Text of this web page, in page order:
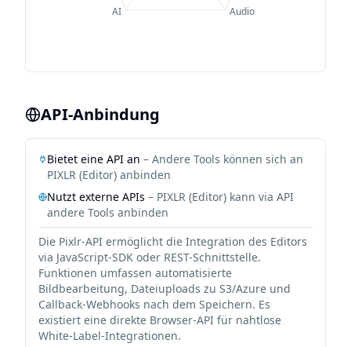
Audio
AI
API-Anbindung
Bietet eine API an – Andere Tools können sich an
PIXLR (Editor) anbinden
Nutzt externe APIs – PIXLR (Editor) kann via API
andere Tools anbinden
Die Pixlr-API ermöglicht die Integration des Editors
via JavaScript-SDK oder REST-Schnittstelle.
Funktionen umfassen automatisierte
Bildbearbeitung, Dateiuploads zu S3/Azure und
Callback-Webhooks nach dem Speichern. Es
existiert eine direkte Browser-API für nahtlose
White-Label-Integrationen.